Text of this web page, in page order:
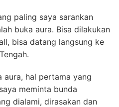
paling saya sarankan
buka aura. Bisa dilakukan
bisa datang langsung ke
aura, hal pertama yang
meminta bunda
dialami, dirasakan dan